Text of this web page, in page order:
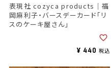
表現社 cozyca products｜福
岡麻利子・バースデーカード「リ
スのケーキ屋さん」
¥ 440 税込